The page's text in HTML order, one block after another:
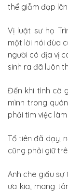
thể giẫm đạp
Vị luật sư họ
một lời nói đùa
người có địa vị
sinh ra đã luôn
Đến khi tình cờ
mình trong
phải tìm việc
Tổ tiên đã dạy,
cũng phải giữ
Anh che giấu sự
ưa kia, mang